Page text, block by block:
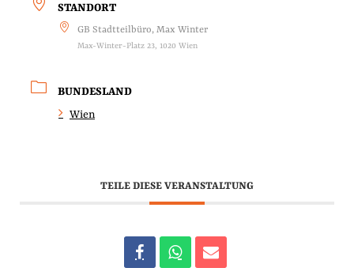
STANDORT
GB Stadtteilbüro, Max Winter
Max-Winter-Platz 23, 1020 Wien
BUNDESLAND
Wien
TEILE DIESE VERANSTALTUNG